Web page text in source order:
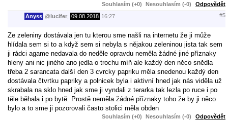
Souhlasím (+0) Nesouhlasím (-0) Odpovědět
Anyss @lucifer 09.08.2018 16:27 #5
Ze zeleniny dostávala jen tu kterou sme našli na internetu že ji může
hlídala sem si to a když sem si nebyla s nějakou zeleninou jista tak sem
ji rádci agame nedavala do neděle opravdu neměla žádné jiné příznaky
hleny ani nic jiného ano jedla o trochu míň ale každý den něco snědla
třeba 2 sarancata další den 3 cvrcky papriku měla snedenou každý den
dostávala čtvrtku papriky a polnicek byla i aktivní hned jak nás viděla už
skrabala na sklo hned jak sme ji vyndali z terarka tak lezla po ruce i po
těle běhala i po bytě. Prostě neměla žádné příznaky toho že by ji něco
bylo a to sme ji pozorovali často stolici měla obden
Souhlasím (+0) Nesouhlasím (-0) Odpovědět